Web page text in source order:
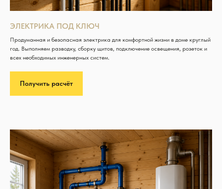
ЭЛЕКТРИКА ПОД КЛЮЧ
Продуманная и безопасная электрика для комфортной жизни в доме круглый
год. Выполняем разводку, сборку щитов, подключение освещения, розеток и
всех необходимых инженерных систем.
Получить расчёт